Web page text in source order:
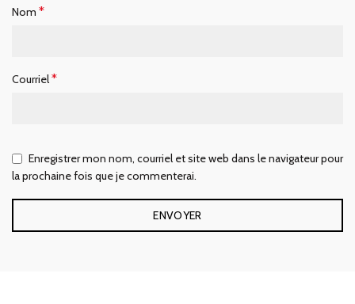
Nom *
Courriel*
Enregistrer mon nom, courriel et site web dans le navigateur pour
la prochaine fois que je commenterai.